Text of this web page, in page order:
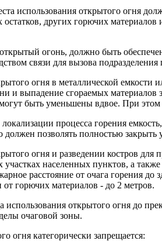
использования открытого огня
других горючих
огонь, должно быть
связи для вызова
огня в металлической
и выпадение сгораемых
быть уменьшены вдвое. При этом
процесса горения
должен позволять полностью закрыть
огня и разведении костров
населенных пунктов, а
расстояние от очага горения
от горючих материалов - до 2 метров.
использования открытого огня до
очаговой зоны.
огня категорически запрещается: